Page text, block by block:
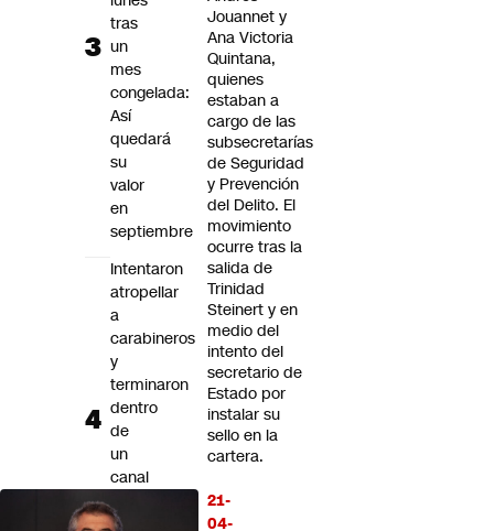
Jouannet y
Ana Victoria
Quintana,
quienes
estaban a
cargo de las
subsecretarías
de Seguridad
y Prevención
del Delito. El
movimiento
ocurre tras la
salida de
Trinidad
Steinert y en
medio del
intento del
secretario de
Estado por
instalar su
sello en la
cartera.
21-
04-
tras
un
mes
congelada:
Así
quedará
su
valor
en
septiembre
Intentaron
atropellar
a
carabineros
y
terminaron
dentro
de
un
canal
Peñalolén: